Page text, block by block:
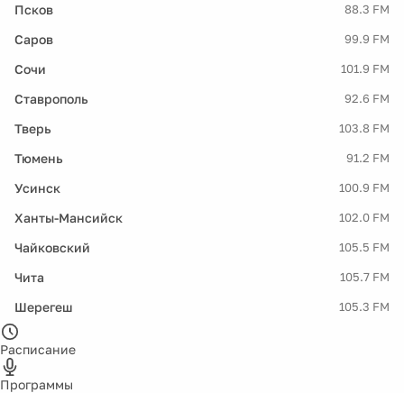
Псков 88.3 FM
Саров 99.9 FM
Сочи 101.9 FM
Ставрополь 92.6 FM
Тверь 103.8 FM
Тюмень 91.2 FM
Усинск 100.9 FM
Ханты-Мансийск 102.0 FM
Чайковский 105.5 FM
Чита 105.7 FM
Шерегеш 105.3 FM
Расписание
Программы